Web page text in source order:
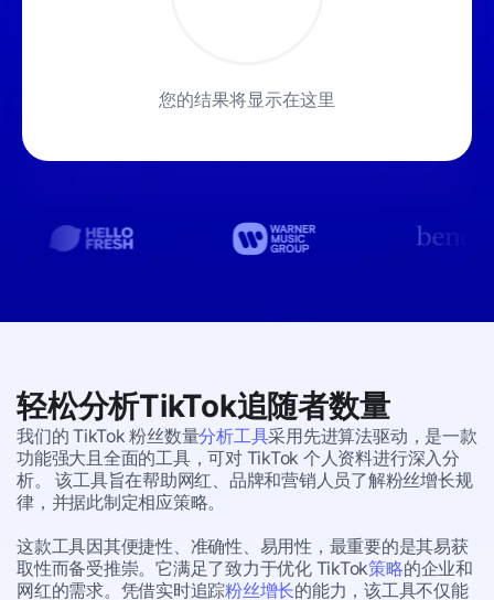
您的结果将显示在这里
轻松分析TikTok追随者数量
我们的 TikTok 粉丝数量分析工具采用先进算法驱动，是一款
功能强大且全面的工具，可对 TikTok 个人资料进行深入分
析。 该工具旨在帮助网红、品牌和营销人员了解粉丝增长规
律，并据此制定相应策略。
这款工具因其便捷性、准确性、易用性，最重要的是其易获
取性而备受推崇。它满足了致力于优化 TikTok策略的企业和
网红的需求。凭借实时追踪粉丝增长的能力，该工具不仅能